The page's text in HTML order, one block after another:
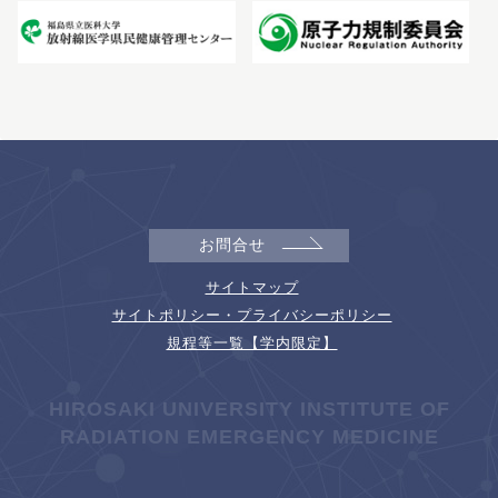
お問合せ
サイトマップ
サイトポリシー・プライバシーポリシー
規程等一覧【学内限定】
HIROSAKI UNIVERSITY INSTITUTE OF
RADIATION EMERGENCY MEDICINE